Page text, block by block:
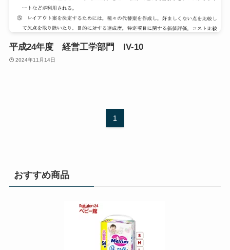
平成24年度 経営工学部門 IV-10
2024年11月14日
1
おすすめ商品